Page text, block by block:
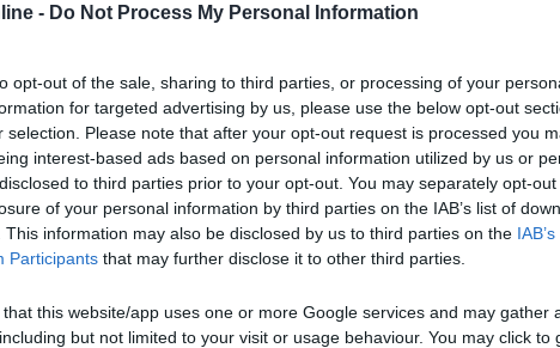
- Do Not Process My Personal Information
opt-out of the sale, sharing to third parties, or processing of your
for targeted advertising by us, please use the below opt-out
selection. Please note that after your opt-out request is processed you
interest-based ads based on personal information utilized by us or
to third parties prior to your opt-out. You may separately opt-
of your personal information by third parties on the IAB’s list of
This information may also be disclosed by us to third parties on the
Participants that may further disclose it to other third parties.
that this website/app uses one or more Google services and may gather
but not limited to your visit or usage behaviour. You may click to
22
Posizione
produce il noto Lambrusco di Sorbara DOC, Trebb...
(MO) - 33km
16 - Fraz. Sorbona
8 1